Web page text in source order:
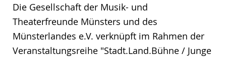
Die Gesellschaft der Musik- und
Theaterfreunde Münsters und des
Münsterlandes e.V. verknüpft im Rahmen der
Veranstaltungsreihe "Stadt.Land.Bühne / Junge